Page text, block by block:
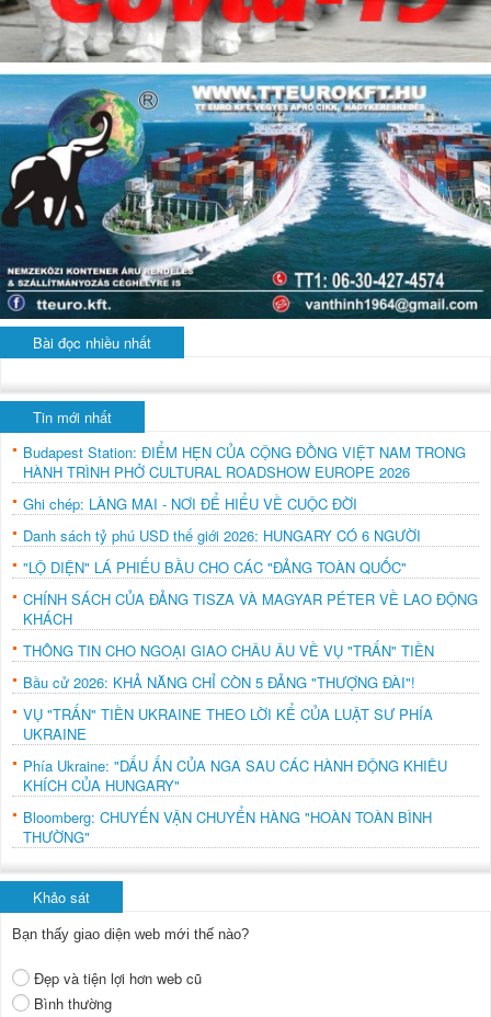
Bài đọc nhiều nhất
Tin mới nhất
Budapest Station: ĐIỂM HẸN CỦA CỘNG ĐỒNG VIỆT NAM TRONG
HÀNH TRÌNH PHỞ CULTURAL ROADSHOW EUROPE 2026
Ghi chép: LÀNG MAI - NƠI ĐỂ HIỂU VỀ CUỘC ĐỜI
Danh sách tỷ phú USD thế giới 2026: HUNGARY CÓ 6 NGƯỜI
"LỘ DIỆN" LÁ PHIẾU BẦU CHO CÁC "ĐẢNG TOÀN QUỐC"
CHÍNH SÁCH CỦA ĐẢNG TISZA VÀ MAGYAR PÉTER VỀ LAO ĐỘNG
KHÁCH
THÔNG TIN CHO NGOẠI GIAO CHÂU ÂU VỀ VỤ "TRẤN" TIỀN
Bầu cử 2026: KHẢ NĂNG CHỈ CÒN 5 ĐẢNG "THƯỢNG ĐÀI"!
VỤ "TRẤN" TIỀN UKRAINE THEO LỜI KỂ CỦA LUẬT SƯ PHÍA
UKRAINE
Phía Ukraine: "DẤU ẤN CỦA NGA SAU CÁC HÀNH ĐỘNG KHIÊU
KHÍCH CỦA HUNGARY"
Bloomberg: CHUYẾN VẬN CHUYỂN HÀNG "HOÀN TOÀN BÌNH
THƯỜNG"
Khảo sát
Bạn thấy giao diện web mới thế nào?
Đẹp và tiện lợi hơn web cũ
Bình thường